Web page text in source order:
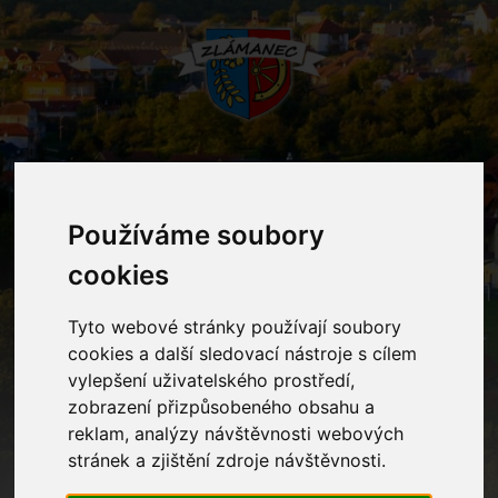
Používáme soubory
cookies
Tyto webové stránky používají soubory
cookies a další sledovací nástroje s cílem
vylepšení uživatelského prostředí,
zobrazení přizpůsobeného obsahu a
reklam, analýzy návštěvnosti webových
stránek a zjištění zdroje návštěvnosti.
Oznámení
Home Oznámení Skupinové bubnování
Skupinové bubnování